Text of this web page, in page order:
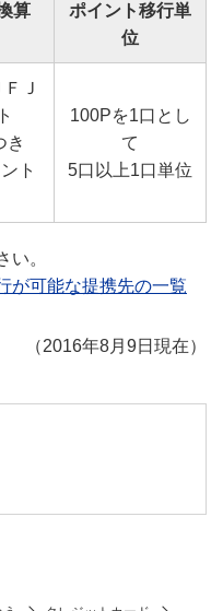
算
ポイント移行単
位
Ｊ
き
ト
100Pを1口とし
て
5口以上1口単位
い。
が可能な提携先の一覧
（2016年8月9日現在）